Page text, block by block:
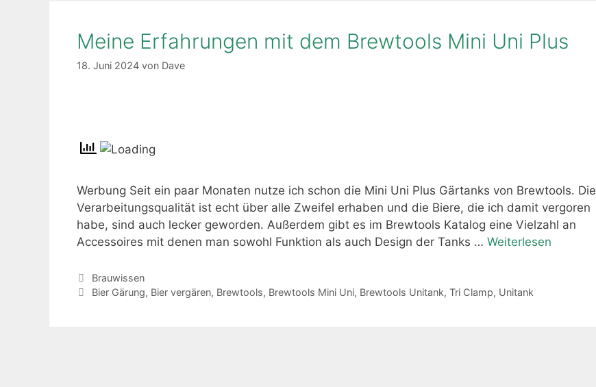
Meine Erfahrungen mit dem Brewtools Mini Uni Plus
18. Juni 2024 von Dave
Werbung Seit ein paar Monaten nutze ich schon die Mini Uni Plus Gärtanks von Brewtools. Die
Verarbeitungsqualität ist echt über alle Zweifel erhaben und die Biere, die ich damit vergoren
habe, sind auch lecker geworden. Außerdem gibt es im Brewtools Katalog eine Vielzahl an
Accessoires mit denen man sowohl Funktion als auch Design der Tanks … Weiterlesen
Kategorien
Brauwissen
Schlagwörter
Bier Gärung, Bier vergären, Brewtools, Brewtools Mini Uni, Brewtools Unitank, Tri Clamp, Unitank